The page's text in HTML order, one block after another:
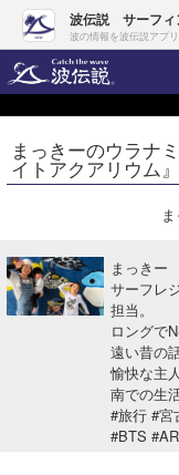
波伝説 サーフィ
波の情報を波伝説アプ
ヘルプ
ログイン
波情報･概況
WAVE HUNTER 波予
サーフィンエリアガ
まっきーのウラナ
イトアクアリウム』
まっきー
サーフレ
担当。
ロングで
遠い昔の
愉快な主
南での生
#旅行 #宮
#BTS
Core Surf Japan
アート＆エンタメ
ショップ情報